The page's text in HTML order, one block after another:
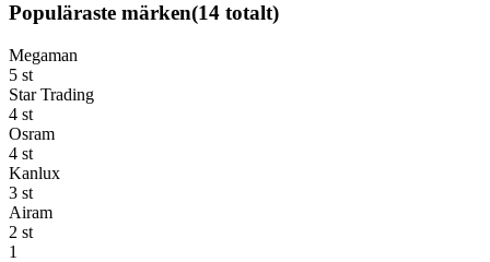
Populäraste märken(14 totalt)
Megaman
5 st
Star Trading
4 st
Osram
4 st
Kanlux
3 st
Airam
2 st
1